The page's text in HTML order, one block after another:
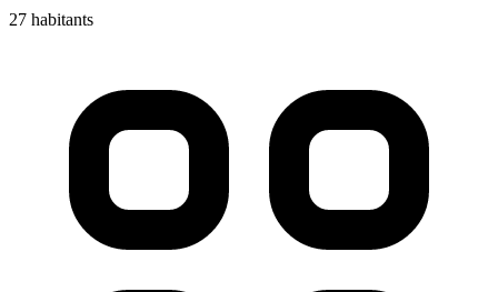
27 habitants